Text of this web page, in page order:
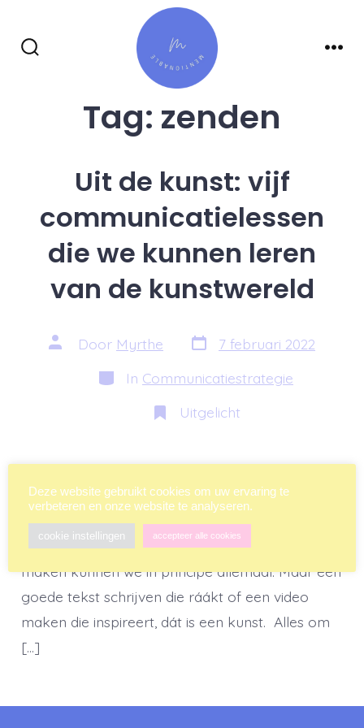
overslaan
Tag: zenden
Uit de kunst: vijf
communicatielessen
die we kunnen leren
van de kunstwereld
Auteur
van
Door Myrthe Berichtdatum
7 februari 2022
Categorieën
In Communicatiestrategie
Uitgelicht
communicatie. Wat ik daarmee bedoel? Eigenlijk
is het heel simpel: Goed communiceren is een
kunst op zich. Een tekst schrijven of een video
maken kunnen we in principe allemaal. Maar een
goede tekst schrijven die ráákt of een video
maken die inspireert, dát is een kunst. Alles om
[…]
Deze website gebruikt cookies om uw ervaring te
verbeteren en onze website te analyseren.
cookie instellingen accepteer alle cookies